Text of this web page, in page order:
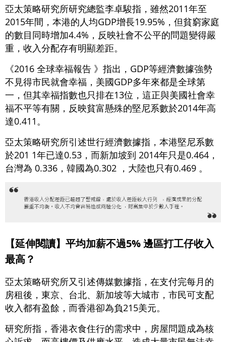
亞太策略研究所研究總監李卓駿指，雖然2011年至
2015年間，本港的人均GDP增長19.95%，但貧窮家庭
的數目同時增加4.4%，反映社會不公平的問題變得嚴
重，收入分配存有明顯差距。
《2016 全球幸福報告 》指出，GDP等經濟數據強勢
不見得市民就會幸福，美國GDP多年來都是全球第
一，但其幸福指數也只排在13位，這正與美國社會幸
福不平等有關，反映貧富懸殊的堅尼系數於2014年高
達0.411。
亞太策略研究所引述世行經濟數據指，本港堅尼系數
於201 1年已達0.53，而新加坡到 2014年只是0.464，
台灣為 0.336，韓國為0.302 ，大陸也只有0.469 。
【延伸閱讀】平均加薪不過5% 邊區打工仔收入
最高？
亞太策略研究所又引述傳媒數據指，在支付完每月的
房租後，東京、台北、新加坡等大城市，市民可支配
收入都有盈餘，而香港卻為負215美元。
研究所指，香港衣食住行的需求中，房屋問題成為核